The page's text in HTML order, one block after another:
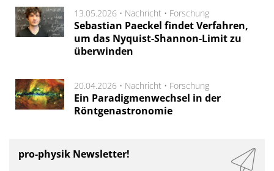
13.05.2026 • Nachricht • Forschung
Sebastian Paeckel findet Verfahren,
um das Nyquist-Shannon-Limit zu
überwinden
20.04.2026 • Nachricht • Forschung
Ein Paradigmenwechsel in der
Röntgenastronomie
pro-physik Newsletter!